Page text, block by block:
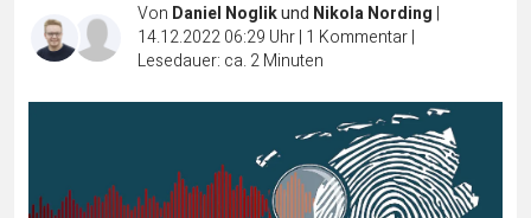
Von Daniel Noglikund Nikola Nording |
14.12.2022 06:29 Uhr| 1 Kommentar|
Lesedauer: ca. 2 Minuten